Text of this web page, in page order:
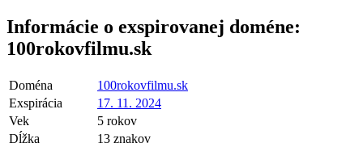
Informácie o exspirovanej doméne:
100rokovfilmu.sk
Doména
100rokovfilmu.sk
Exspirácia
17. 11. 2024
Vek
5 rokov
Dĺžka
13 znakov